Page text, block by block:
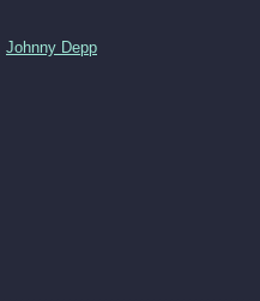
Johnny Depp